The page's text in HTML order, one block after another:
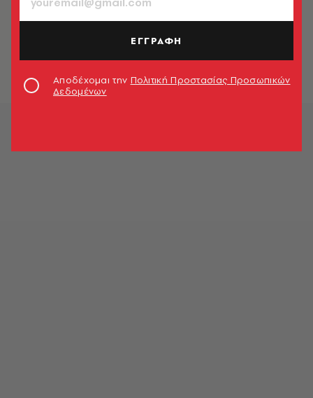
Οι πωλήσεις της Tesla του Έλον
στην Ευρώπη
ΕΓΓΡΑΦΗ
Αποδέχομαι την Πολιτική Προστασίας Προσωπικών
Δεδομένων